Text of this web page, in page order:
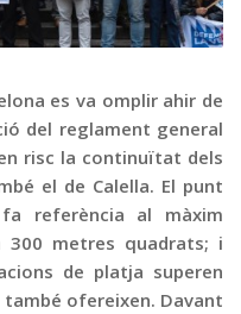
es va omplir ahir de
del reglament general
risc la continuïtat dels
el de Calella. El punt
referència al màxim
300 metres quadrats; i
de platja superen
ofereixen. Davant